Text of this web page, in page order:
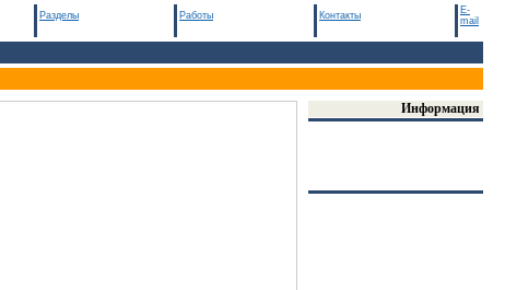
Разделы Работы Контакты
E-
mail
Информация